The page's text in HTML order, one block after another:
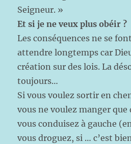
Seigneur. »
Et si je ne veux plus obéir ?
Les conséquences ne se
attendre longtemps car
création sur des lois. La
toujours…
Si vous voulez sortir en
vous ne voulez manger que
vous conduisez à gauche
vous droguez, si … c’est